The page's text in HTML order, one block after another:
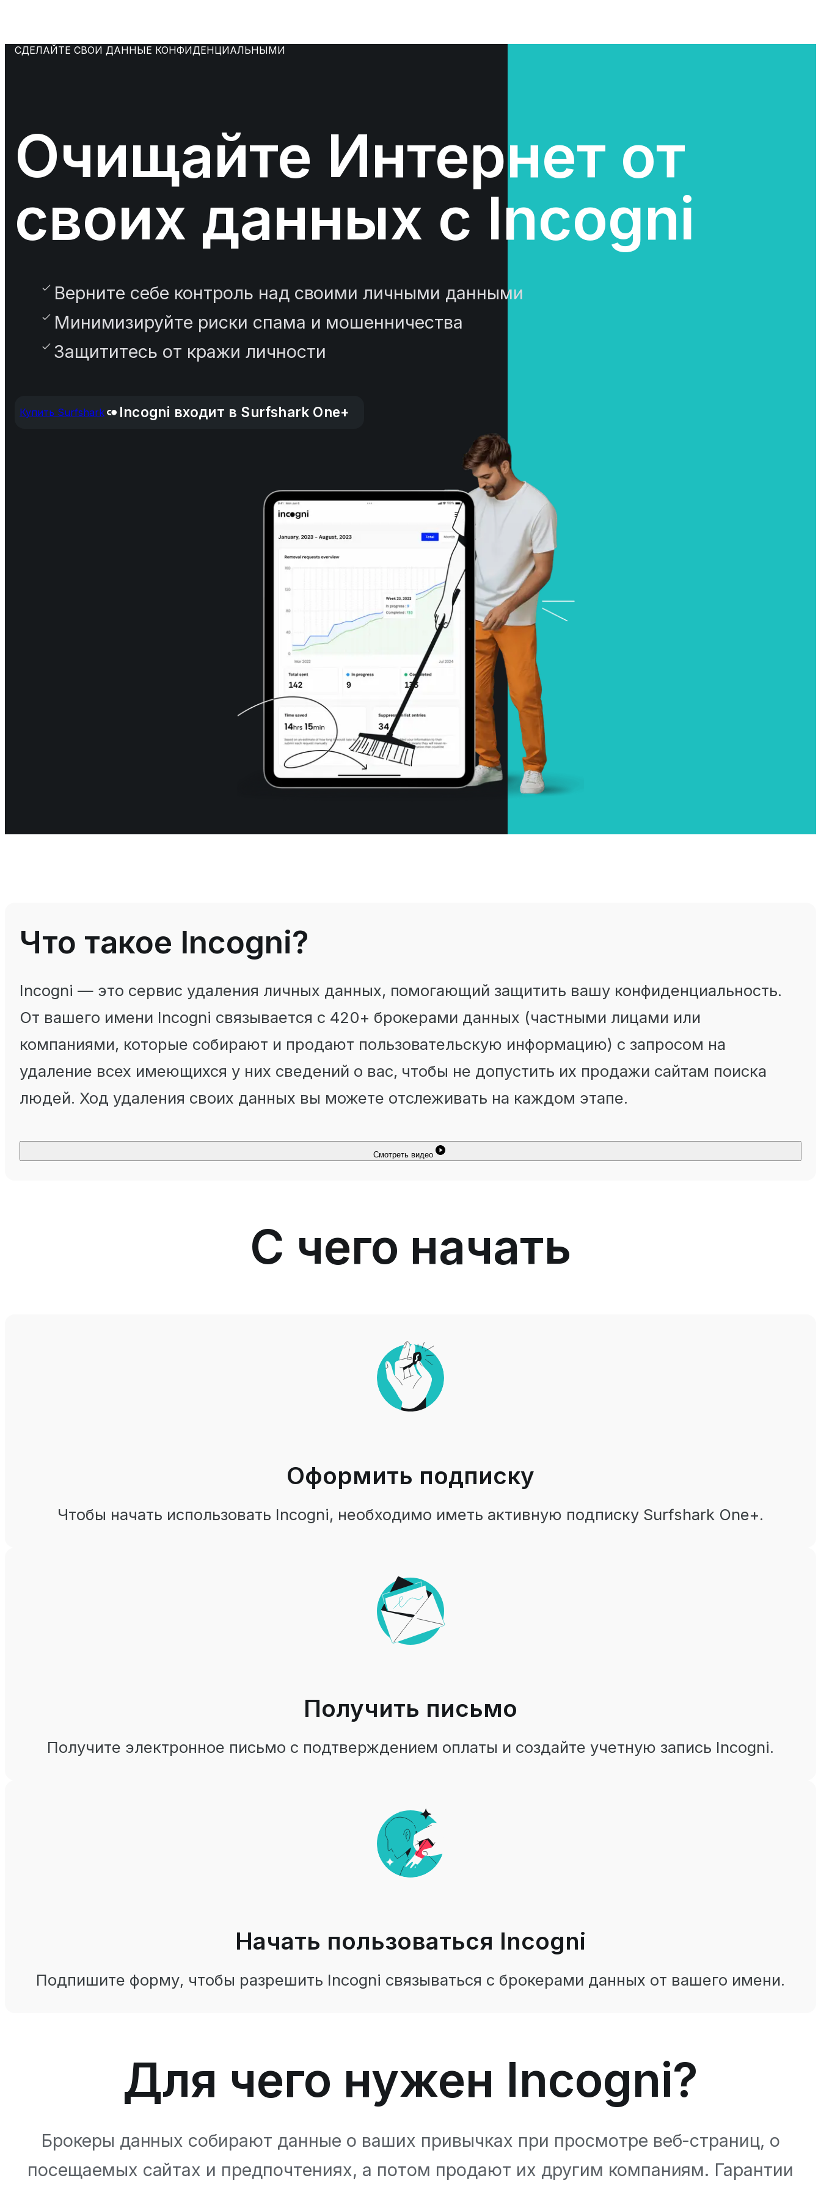
СДЕЛАЙТЕ СВОИ ДАННЫЕ КОНФИДЕНЦИАЛЬНЫМИ
Очищайте Интернет от
своих данных с Incogni
Верните себе контроль над своими личными данными
Минимизируйте риски спама и мошенничества
Защититесь от кражи личности
Купить Surfshark Incogni входит в Surfshark One+
Что такое Incogni?
Incogni — это сервис удаления личных данных, помогающий защитить вашу конфиденциальность.
От вашего имени Incogni связывается с 420+ брокерами данных (частными лицами или
компаниями, которые собирают и продают пользовательскую информацию) с запросом на
удаление всех имеющихся у них сведений о вас, чтобы не допустить их продажи сайтам поиска
людей. Ход удаления своих данных вы можете отслеживать на каждом этапе.
Смотреть видео
С чего начать
Оформить подписку
Чтобы начать использовать Incogni, необходимо иметь активную подписку Surfshark One+.
Получить письмо
Получите электронное письмо с подтверждением оплаты и создайте учетную запись Incogni.
Начать пользоваться Incogni
Подпишите форму, чтобы разрешить Incogni связываться с брокерами данных от вашего имени.
Для чего нужен Incogni?
Брокеры данных собирают данные о ваших привычках при просмотре веб-страниц, о
посещаемых сайтах и предпочтениях, а потом продают их другим компаниям. Гарантии